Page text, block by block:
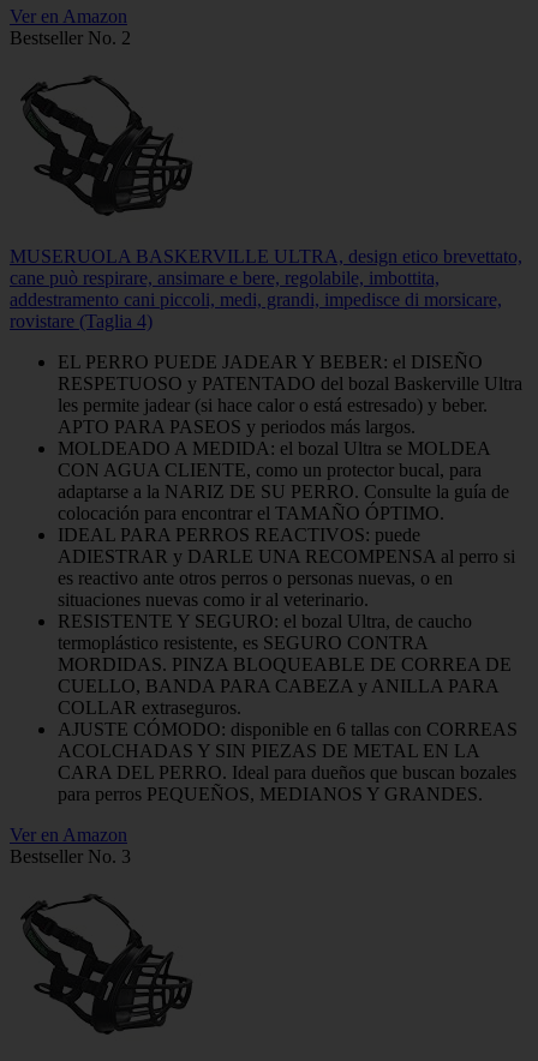
Ver en Amazon
Bestseller No. 2
MUSERUOLA BASKERVILLE ULTRA, design etico brevettato,
cane può respirare, ansimare e bere, regolabile, imbottita,
addestramento cani piccoli, medi, grandi, impedisce di morsicare,
rovistare (Taglia 4)
EL PERRO PUEDE JADEAR Y BEBER: el DISEÑO
RESPETUOSO y PATENTADO del bozal Baskerville Ultra
les permite jadear (si hace calor o está estresado) y beber.
APTO PARA PASEOS y periodos más largos.
MOLDEADO A MEDIDA: el bozal Ultra se MOLDEA
CON AGUA CLIENTE, como un protector bucal, para
adaptarse a la NARIZ DE SU PERRO. Consulte la guía de
colocación para encontrar el TAMAÑO ÓPTIMO.
IDEAL PARA PERROS REACTIVOS: puede
ADIESTRAR y DARLE UNA RECOMPENSA al perro si
es reactivo ante otros perros o personas nuevas, o en
situaciones nuevas como ir al veterinario.
RESISTENTE Y SEGURO: el bozal Ultra, de caucho
termoplástico resistente, es SEGURO CONTRA
MORDIDAS. PINZA BLOQUEABLE DE CORREA DE
CUELLO, BANDA PARA CABEZA y ANILLA PARA
COLLAR extraseguros.
AJUSTE CÓMODO: disponible en 6 tallas con CORREAS
ACOLCHADAS Y SIN PIEZAS DE METAL EN LA
CARA DEL PERRO. Ideal para dueños que buscan bozales
para perros PEQUEÑOS, MEDIANOS Y GRANDES.
Ver en Amazon
Bestseller No. 3